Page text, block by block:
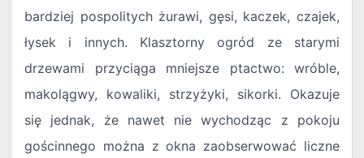
bardziej pospolitych żurawi, gęsi, kaczek, czajek,
łysek i innych. Klasztorny ogród ze starymi
drzewami przyciąga mniejsze ptactwo: wróble,
makolągwy, kowaliki, strzyżyki, sikorki. Okazuje
się jednak, że nawet nie wychodząc z pokoju
gościnnego można z okna zaobserwować liczne